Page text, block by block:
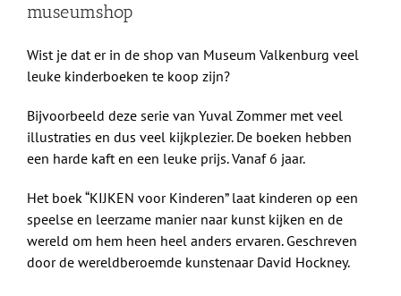
museumshop
Wist je dat er in de shop van Museum Valkenburg veel
leuke kinderboeken te koop zijn?
Bijvoorbeeld deze serie van Yuval Zommer met veel
illustraties en dus veel kijkplezier. De boeken hebben
een harde kaft en een leuke prijs. Vanaf 6 jaar.
Het boek “KIJKEN voor Kinderen” laat kinderen op een
speelse en leerzame manier naar kunst kijken en de
wereld om hem heen heel anders ervaren. Geschreven
door de wereldberoemde kunstenaar David Hockney.